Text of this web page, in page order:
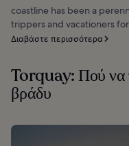
coastline has been a
trippers and vacationers
Διαβάστε περισσότερα
Torquay: Πού να
βράδυ